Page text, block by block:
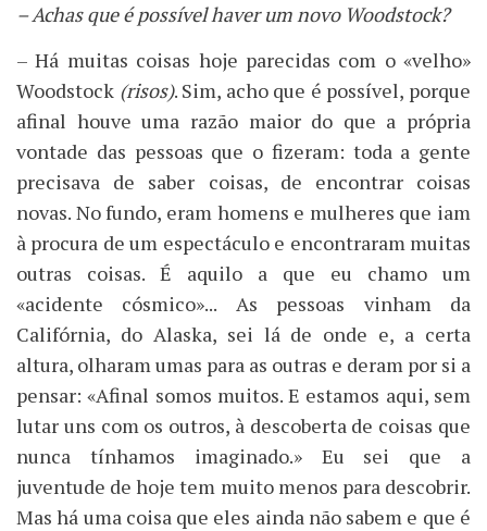
– Achas que é possível haver um novo Woodstock?
– Há muitas coisas hoje parecidas com o «velho»
Woodstock (risos). Sim, acho que é possível, porque
afinal houve uma razão maior do que a própria
vontade das pessoas que o fizeram: toda a gente
precisava de saber coisas, de encontrar coisas
novas. No fundo, eram homens e mulheres que iam
à procura de um espectáculo e encontraram muitas
outras coisas. É aquilo a que eu chamo um
«acidente cósmico»... As pessoas vinham da
Califórnia, do Alaska, sei lá de onde e, a certa
altura, olharam umas para as outras e deram por si a
pensar: «Afinal somos muitos. E estamos aqui, sem
lutar uns com os outros, à descoberta de coisas que
nunca tínhamos imaginado.» Eu sei que a
juventude de hoje tem muito menos para descobrir.
Mas há uma coisa que eles ainda não sabem e que é